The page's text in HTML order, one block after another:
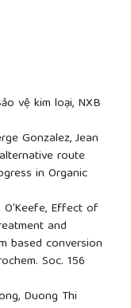
vệ kim loại, NXB
Gonzalez, Jean
route
in Organic
O’Keefe, Effect of
and
based conversion
Soc. 156
Duong Thi